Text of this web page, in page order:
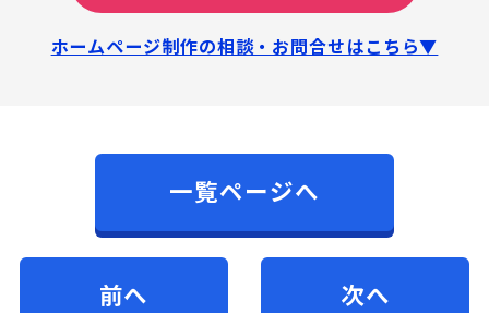
ホームページ制作の相談・お問合せはこちら▼
前へ
一覧ページへ
次へ